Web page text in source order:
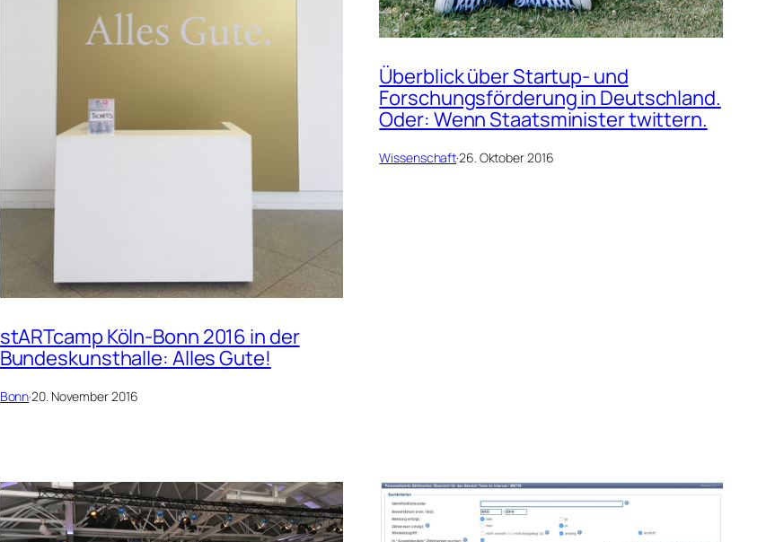
stARTcamp Köln-Bonn 2016 in der
Bundeskunsthalle: Alles Gute!
Bonn·20. November 2016
Überblick über Startup- und
Forschungsförderung in Deutschland.
Oder: Wenn Staatsminister twittern.
Wissenschaft·26. Oktober 2016